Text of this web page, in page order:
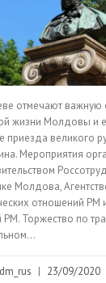
отмечают важную
жизни Молдовы и
приезда великого
Мероприятия
Молдова,
отношений РМ
Торжество по
| 23/09/2020